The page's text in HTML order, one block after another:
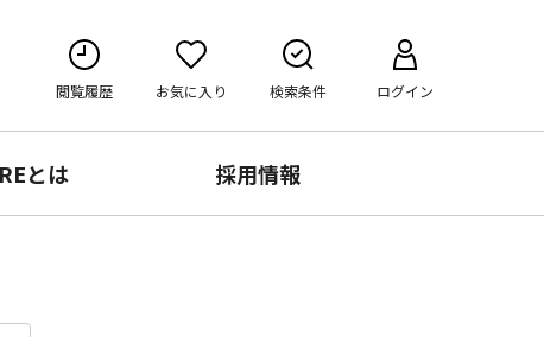
閲覧履歴 お気に入り 検索条件 ログイン
とは 採用情報